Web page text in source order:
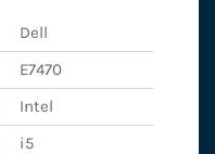
Dell
E7470
Intel
i5